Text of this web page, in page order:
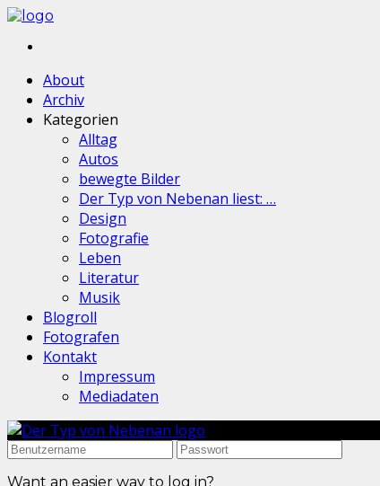
About
Archiv
Kategorien
Alltag
Autos
bewegte Bilder
Der Typ von Nebenan liest: …
Design
Fotografie
Leben
Literatur
Musik
Blogroll
Fotografen
Kontakt
Impressum
Mediadaten
Want an easier way to log in?